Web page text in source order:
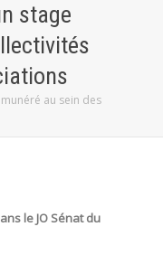
stage
au sein des
le JO Sénat du